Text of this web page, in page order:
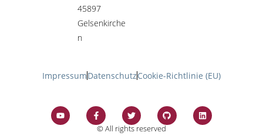
45897
Gelsenkirche
n
ImpressumDatenschutzCookie-Richtlinie (EU)
© All rights reserved